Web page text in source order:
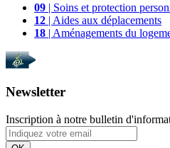
09 | Soins et protection
12 | Aides aux déplacements
18 | Aménagements du
Newsletter
Inscription à notre bulletin